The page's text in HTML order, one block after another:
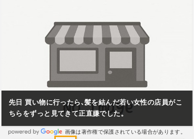
先日 買い物に行ったら､髪を結んだ若い女性の店員がこ
ちらをずっと見てきて正直嫌でした。
画像は著作権で保護されている場合があります。